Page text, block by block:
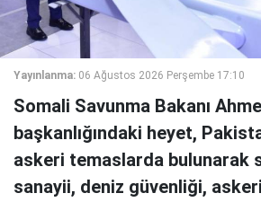
Yayınlanma: 06 Ağustos 2026 Perşembe 17:10
Somali Savunma Bakanı
başkanlığındaki heyet,
askeri temaslarda bulunarak
sanayii, deniz güvenliği,